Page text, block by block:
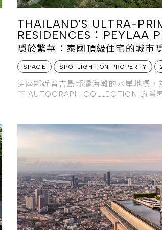
THAILAND'S ULTRA-
RESIDENCES：PEYLAA
AUTOGRAPH
RESIDENCES
隱於繁華：泰國頂級住宅的城市
華隱入自然
SPACE SPOTLIGHT ON PROPERTY
這座鄰近普吉島邦濤海灘的水岸地標，
下 AUTOGRAPH COLLECTION 的隱